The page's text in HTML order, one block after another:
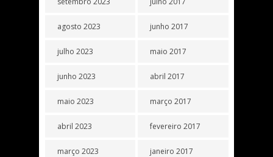
agosto 2023
julho 2023
junho 2023
maio 2023
abril 2023
março 2023
junho 2017
maio 2017
abril 2017
março 2017
fevereiro 2017
janeiro 2017